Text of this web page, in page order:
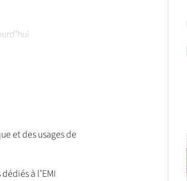
et des usages de
à l’EMI